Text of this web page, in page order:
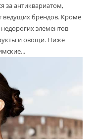
за антиквариатом,
ведущих брендов. Кроме
элементов
и овощи. Ниже